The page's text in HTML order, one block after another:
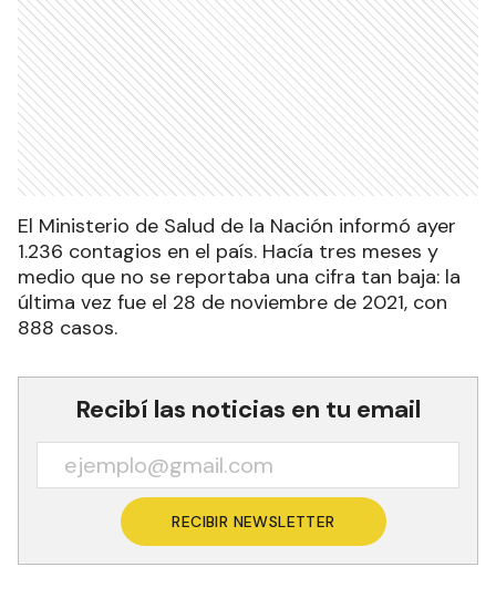
El Ministerio de Salud de la Nación informó ayer
1.236 contagios en el país. Hacía tres meses y
medio que no se reportaba una cifra tan baja: la
última vez fue el 28 de noviembre de 2021, con
888 casos.
Recibí las noticias en tu email
RECIBIR NEWSLETTER